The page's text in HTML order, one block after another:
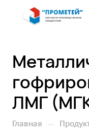
ЛМГ
Главная —